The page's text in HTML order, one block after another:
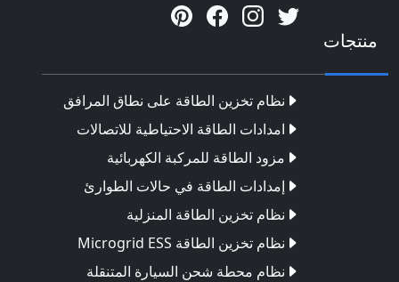
منتجات
نظام تخزين الطاقة على نطاق المرافق
امدادات الطاقة الاحتياطية للاتصالات
مزود الطاقة للمركبة الكهربائية
إمدادات الطاقة في حالات الطوارئ
نظام تخزين الطاقة المنزلية
نظام تخزين الطاقة Microgrid ESS
نظام محطة شحن السيارة المتنقلة